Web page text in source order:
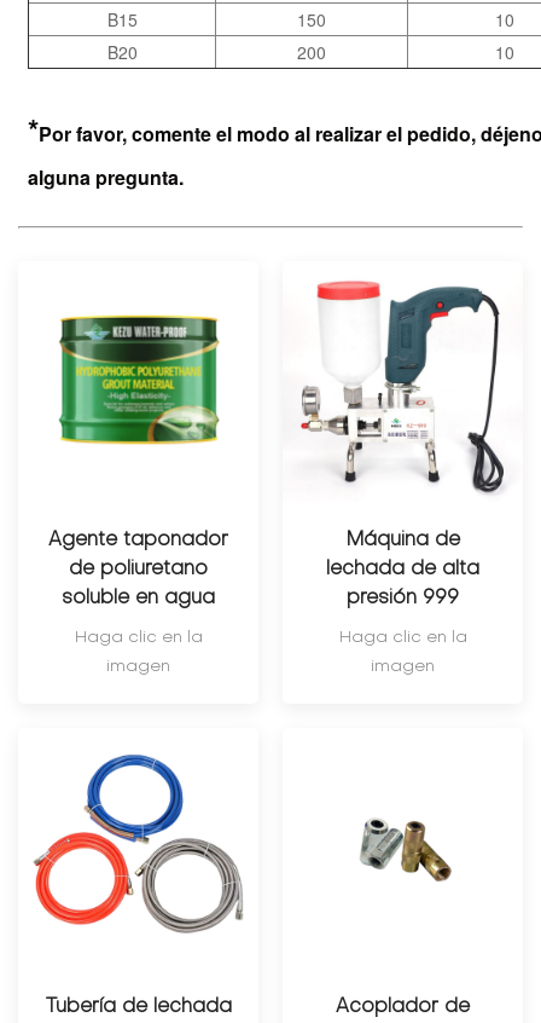
B15
150
10
B20
200 10
*Por favor, comente el modo al realizar el pedido,
alguna pregunta.
Agente taponador
de poliuretano
soluble en agua
Haga clic en la
imagen
Máquina de
lechada de alta
presión 999
Haga clic en la
imagen
Tubería de lechada Acoplador de